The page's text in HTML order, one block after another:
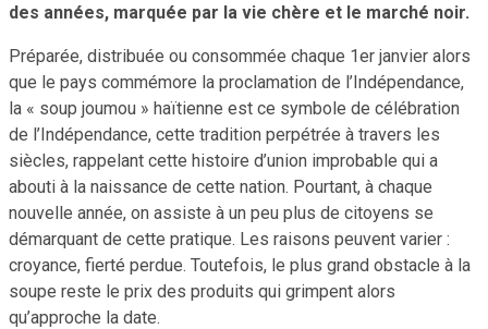
des années, marquée par la vie chère et le marché noir.
Préparée, distribuée ou consommée chaque 1er janvier alors
que le pays commémore la proclamation de l’Indépendance,
la « soup joumou » haïtienne est ce symbole de célébration
de l’Indépendance, cette tradition perpétrée à travers les
siècles, rappelant cette histoire d’union improbable qui a
abouti à la naissance de cette nation. Pourtant, à chaque
nouvelle année, on assiste à un peu plus de citoyens se
démarquant de cette pratique. Les raisons peuvent varier :
croyance, fierté perdue. Toutefois, le plus grand obstacle à la
soupe reste le prix des produits qui grimpent alors
qu’approche la date.